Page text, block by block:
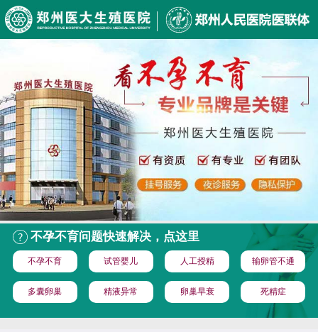
不孕不育问题快速解决，点这里
不孕不育 试管婴儿 人工授精 输卵管不通
多囊卵巢 精液异常 卵巢早衰 死精症